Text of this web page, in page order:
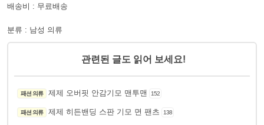
배송비 : 무료배송
분류 : 남성 의류
관련된 글도 읽어 보세요!
패션 의류 제제 오버핏 안감기모 맨투맨 152
패션 의류 제제 히든밴딩 스판 기모 면 팬츠 138